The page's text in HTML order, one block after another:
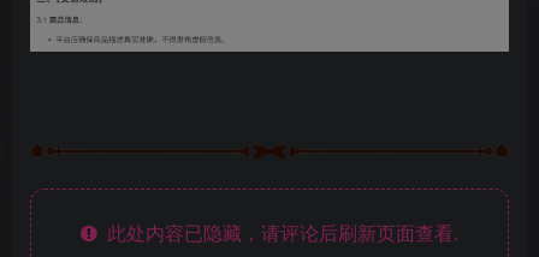
此处内容已隐藏，请评论后刷新页面查看.